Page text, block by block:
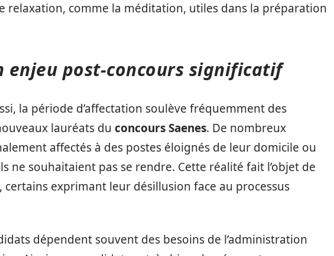
relaxation, comme la méditation, utiles dans la préparation
enjeu post-concours significatif
la période d’affectation soulève fréquemment des
lauréats du concours Saenes. De nombreux
affectés à des postes éloignés de leur domicile ou
ne souhaitaient pas se rendre. Cette réalité fait l’objet de
exprimant leur désillusion face au processus
dépendent souvent des besoins de l’administration